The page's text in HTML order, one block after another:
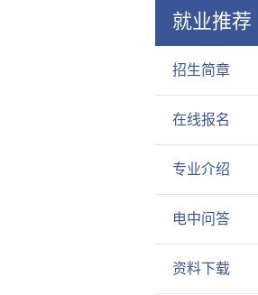
就业推荐
招生简章
在线报名
专业介绍
电中问答
资料下载